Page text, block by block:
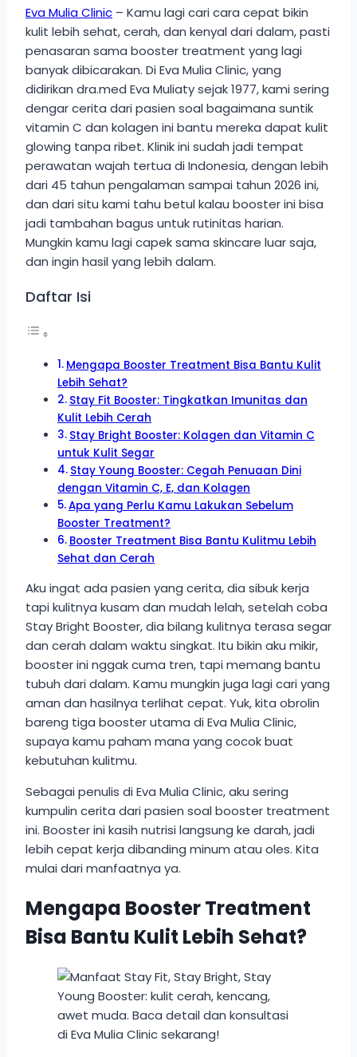
Eva Mulia Clinic – Kamu lagi cari cara cepat bikin
kulit lebih sehat, cerah, dan kenyal dari dalam, pasti
penasaran sama booster treatment yang lagi
banyak dibicarakan. Di Eva Mulia Clinic, yang
didirikan dra.med Eva Muliaty sejak 1977, kami sering
dengar cerita dari pasien soal bagaimana suntik
vitamin C dan kolagen ini bantu mereka dapat kulit
glowing tanpa ribet. Klinik ini sudah jadi tempat
perawatan wajah tertua di Indonesia, dengan lebih
dari 45 tahun pengalaman sampai tahun 2026 ini,
dan dari situ kami tahu betul kalau booster ini bisa
jadi tambahan bagus untuk rutinitas harian.
Mungkin kamu lagi capek sama skincare luar saja,
dan ingin hasil yang lebih dalam.
Daftar Isi
Mengapa Booster Treatment Bisa Bantu Kulit
Lebih Sehat?
Stay Fit Booster: Tingkatkan Imunitas dan
Kulit Lebih Cerah
Stay Bright Booster: Kolagen dan Vitamin C
untuk Kulit Segar
Stay Young Booster: Cegah Penuaan Dini
dengan Vitamin C, E, dan Kolagen
Apa yang Perlu Kamu Lakukan Sebelum
Booster Treatment?
Booster Treatment Bisa Bantu Kulitmu Lebih
Sehat dan Cerah
Aku ingat ada pasien yang cerita, dia sibuk kerja
tapi kulitnya kusam dan mudah lelah, setelah coba
Stay Bright Booster, dia bilang kulitnya terasa segar
dan cerah dalam waktu singkat. Itu bikin aku mikir,
booster ini nggak cuma tren, tapi memang bantu
tubuh dari dalam. Kamu mungkin juga lagi cari yang
aman dan hasilnya terlihat cepat. Yuk, kita obrolin
bareng tiga booster utama di Eva Mulia Clinic,
supaya kamu paham mana yang cocok buat
kebutuhan kulitmu.
Sebagai penulis di Eva Mulia Clinic, aku sering
kumpulin cerita dari pasien soal booster treatment
ini. Booster ini kasih nutrisi langsung ke darah, jadi
lebih cepat kerja dibanding minum atau oles. Kita
mulai dari manfaatnya ya.
Mengapa Booster Treatment
Bisa Bantu Kulit Lebih Sehat?